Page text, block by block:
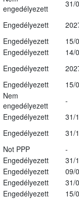
engedélyezett
31/
Engedélyezett
Engedélyezett
15/
Engedélyezett
14/
Engedélyezett
Engedélyezett
15/
Nem
engedélyezett
-
Engedélyezett
31/
Engedélyezett
31/
Not PPP
-
Engedélyezett
31/
Engedélyezett
09/
Engedélyezett
31/
Engedélyezett
15/